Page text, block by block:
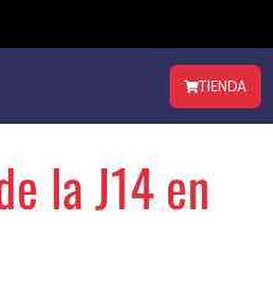
TIENDA
la J14 en